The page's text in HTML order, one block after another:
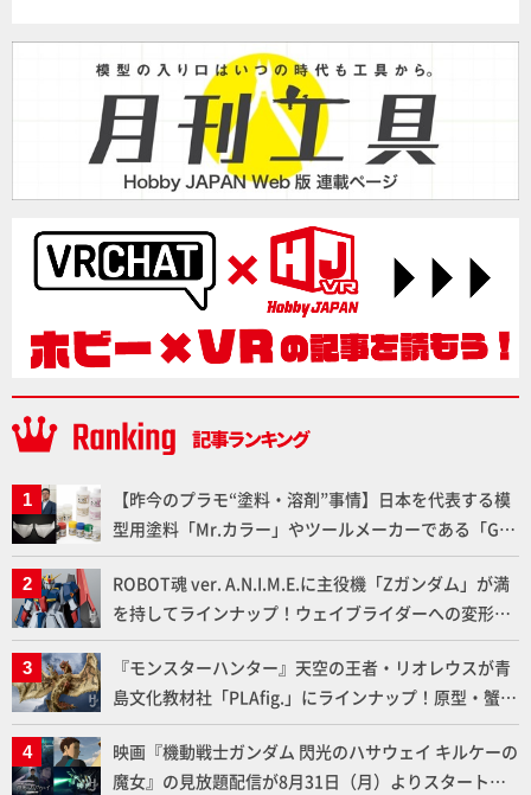
【昨今のプラモ“塗料・溶剤”事情】日本を代表する模
型用塗料「Mr.カラー」やツールメーカーである「GSI
クレオス」が語るラッカー塗料の未来とは？
ROBOT魂 ver. A.N.I.M.E.に主役機「Zガンダム」が満
を持してラインナップ！ウェイブライダーへの変形、
劇中どおりのプロポーションを再現【機動戦士Zガン
ダム】
『モンスターハンター』天空の王者・リオレウスが青
島文化教材社「PLAfig.」にラインナップ！原型・蟹蟲
修造氏の彩色作例で超ハイディテールかつ躍動感に満
ちた造形をチェック
映画『機動戦士ガンダム 閃光のハサウェイ キルケーの
魔女』の見放題配信が8月31日（月）よりスタート！